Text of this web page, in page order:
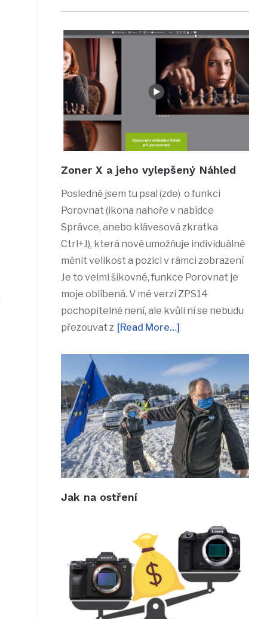
Zoner X a jeho vylepšený Náhled
Posledně jsem tu psal (zde) o funkci
Porovnat (ikona nahoře v nabídce
Správce, anebo klávesová zkratka
Ctrl+J), která nově umožňuje individuálně
měnit velikost a pozici v rámci zobrazení
Je to velmi šikovné, funkce Porovnat je
moje oblíbená. V mé verzi ZPS14
pochopitelně není, ale kvůli ní se nebudu
přezouvat z [Read More…]
Jak na ostření